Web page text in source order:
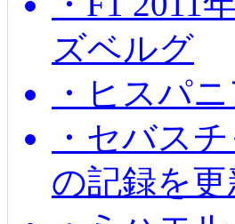
ズベルグ
・ヒスパ
・セバス
の記録を更